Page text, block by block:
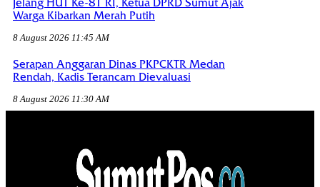
Warga Kibarkan Merah Putih
8 August 2026 11:45 AM
Serapan Anggaran Dinas PKPCKTR Medan
Rendah, Kadis Terancam Dievaluasi
8 August 2026 11:30 AM